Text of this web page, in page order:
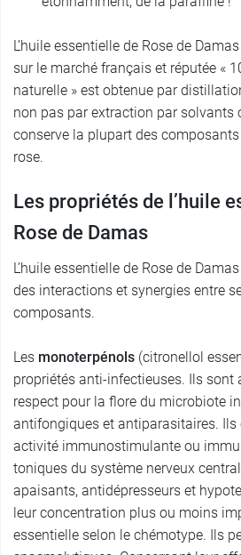
L’huile essentielle de Rose de
sur le marché français et réputée «
naturelle » est obtenue par
non pas par extraction par solvants
conserve la plupart des composants
rose.
Les propriétés de l’huile
Rose de Damas
L’huile essentielle de Rose de
des interactions et synergies entre
composants.
Les monoterpénols (citronellol
propriétés anti-infectieuses. Ils sont
respect pour la flore du microbiote
antifongiques et antiparasitaires. Ils
activité immunostimulante ou
toniques du système nerveux
apaisants, antidépresseurs et
leur concentration plus ou moins
essentielle selon le chémotype. Ils